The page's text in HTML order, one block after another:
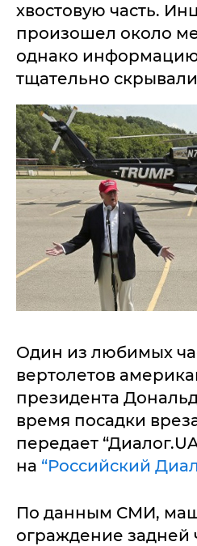
хвостовую часть.
произошел около
однако
тщательно
Один из любимых
вертолетов
президента
время посадки
передает
на “Российский
По данным СМИ,
ограждение задней